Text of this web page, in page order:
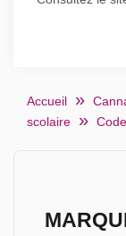
Accueil
scolaire